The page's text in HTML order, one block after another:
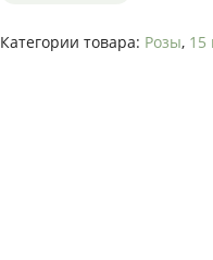
Категории товара: Розы, 15